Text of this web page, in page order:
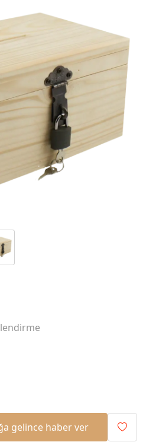
gelince haber ver